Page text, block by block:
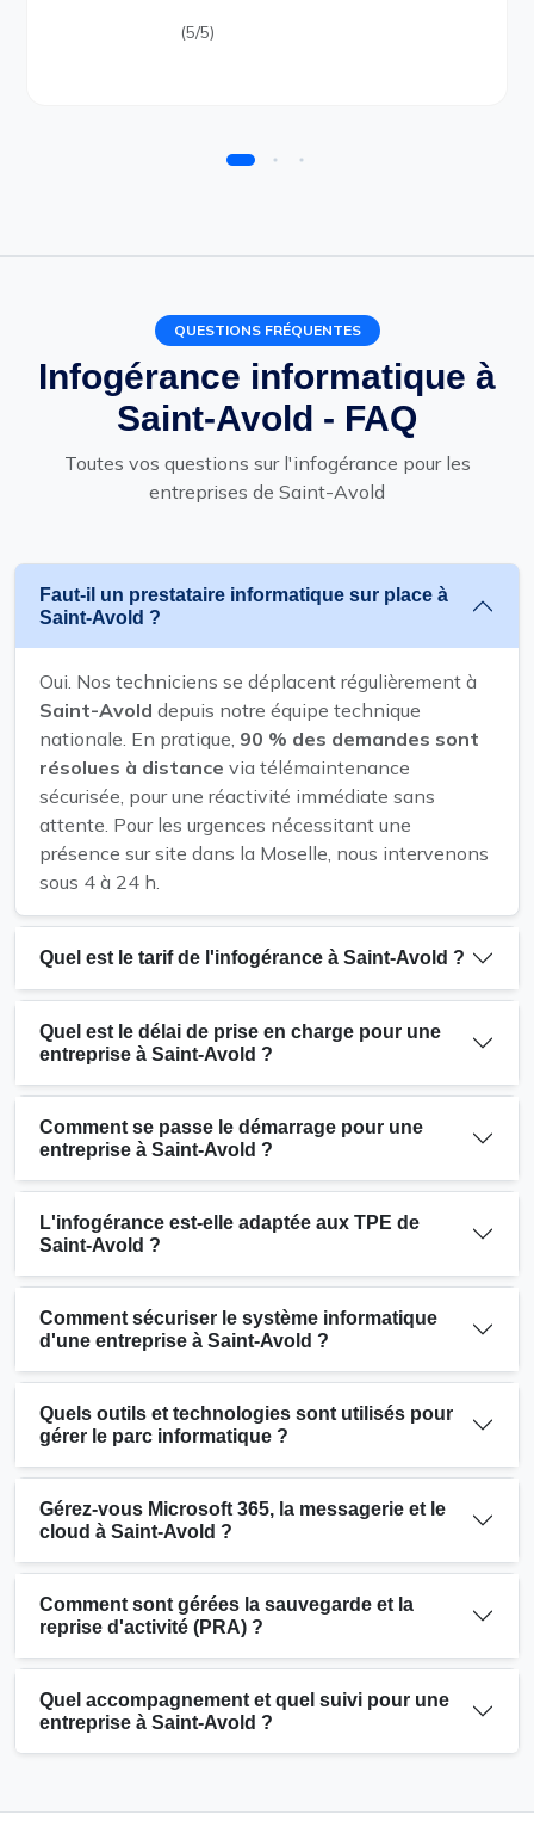
(5/5)
QUESTIONS FRÉQUENTES
Infogérance informatique à
Saint-Avold - FAQ
Toutes vos questions sur l'infogérance pour les
entreprises de Saint-Avold
Faut-il un prestataire informatique sur place à
Saint-Avold ?
Oui. Nos techniciens se déplacent régulièrement à
Saint-Avold depuis notre équipe technique
nationale. En pratique, 90 % des demandes sont
résolues à distance via télémaintenance
sécurisée, pour une réactivité immédiate sans
attente. Pour les urgences nécessitant une
présence sur site dans la Moselle, nous intervenons
sous 4 à 24 h.
Quel est le tarif de l'infogérance à Saint-Avold ?
Quel est le délai de prise en charge pour une
entreprise à Saint-Avold ?
Comment se passe le démarrage pour une
entreprise à Saint-Avold ?
L'infogérance est-elle adaptée aux TPE de
Saint-Avold ?
Comment sécuriser le système informatique
d'une entreprise à Saint-Avold ?
Quels outils et technologies sont utilisés pour
gérer le parc informatique ?
Gérez-vous Microsoft 365, la messagerie et le
cloud à Saint-Avold ?
Comment sont gérées la sauvegarde et la
reprise d'activité (PRA) ?
Quel accompagnement et quel suivi pour une
entreprise à Saint-Avold ?